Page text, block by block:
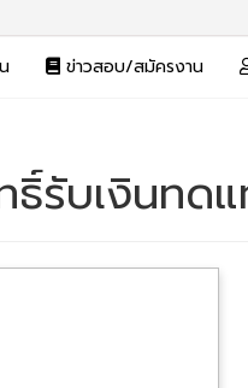
ข่าวสอบ/สมัครงาน
ธิ์รับเงินทด